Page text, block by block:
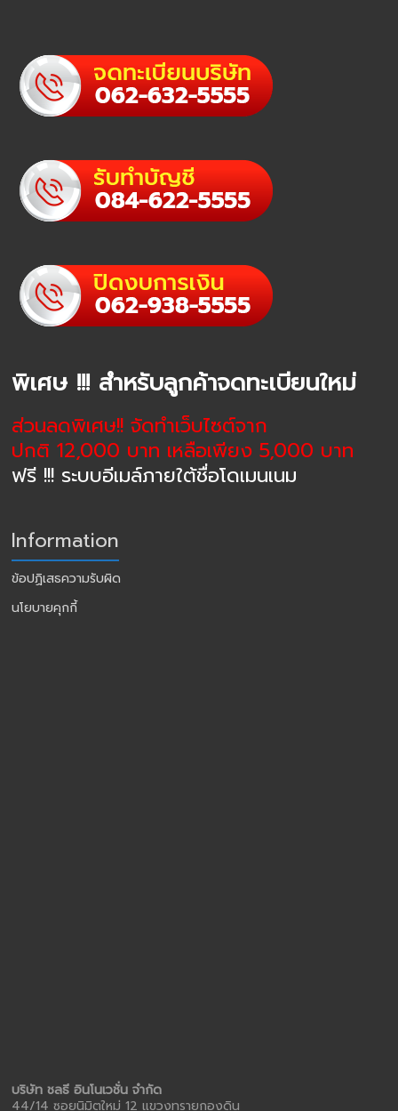
พิเศษ !!! สำหรับลูกค้าจดทะเบียนใหม่
ส่วนลดพิเศษ!! จัดทำเว็บไซต์จาก
ปกติ 12,000 บาท เหลือเพียง 5,000 บาท
ฟรี !!! ระบบอีเมล์ภายใต้ชื่อโดเมนเนม
Information
ข้อปฏิเสธความรับผิด
นโยบายคุกกี้
บริษัท ชลธี อินโนเวชั่น จำกัด
44/14 ซอยนิมิตใหม่ 12 แขวงทรายกองดิน